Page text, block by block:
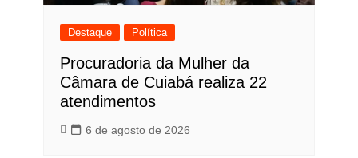
Destaque Política
Procuradoria da Mulher da
Câmara de Cuiabá realiza 22
atendimentos
6 de agosto de 2026